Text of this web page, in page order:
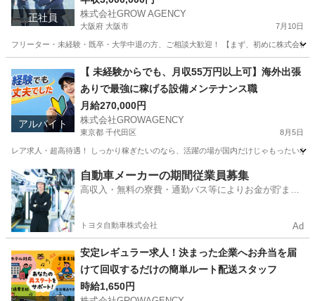
正社員 株式会社GROW AGENCY
大阪府 大阪市 7月10日
フリーター・未経験・既卒・大学中退の方、ご相談大歓迎！ 【まず、初めに株式会
その他 新卒
アルバイト
【 未経験からでも、月収55万円以上可】海外出張
ありで最強に稼げる設備メンテナンス職
月給270,000円
株式会社GROWAGENCY
東京都 千代田区 8月5日
レア求人・超高待遇！ しっかり稼ぎたいのなら、活躍の場が国内だけじゃもったい
東京 千代田区 その他 海外出張
自動車メーカーの期間従業員募集
高収入・無料の寮費・通勤バス等によりお金が貯まり
トヨタ自動車株式会社 Ad
安定レギュラー求人！決まった企業へお弁当を届
けて回収するだけの簡単ルート配送スタッフ
時給1,650円